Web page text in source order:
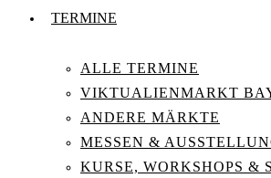
TERMINE
ALLE TERMINE
VIKTUALIENMARKT
ANDERE MÄRKTE
MESSEN &
KURSE, WORKSHOPS &